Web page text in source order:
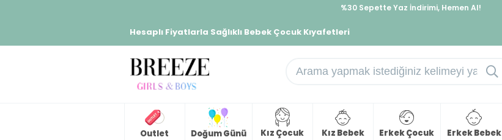
%30 Sepette Yaz İndirimi, Hemen Al!
Hesaplı Fiyatlarla Sağlıklı Bebek Çocuk Kıyafetleri
Outlet
Doğum Günü
Kız Çocuk
Kız Bebek
Erkek Çocuk
Erkek Bebek